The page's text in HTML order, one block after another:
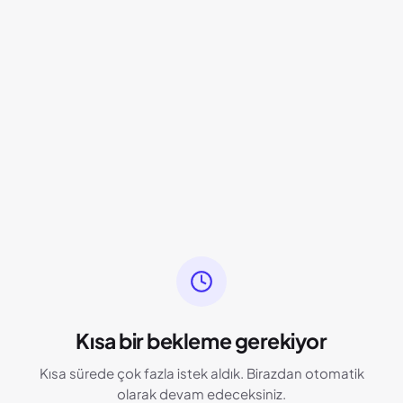
Kısa bir bekleme gerekiyor
Kısa sürede çok fazla istek aldık. Birazdan otomatik
olarak devam edeceksiniz.